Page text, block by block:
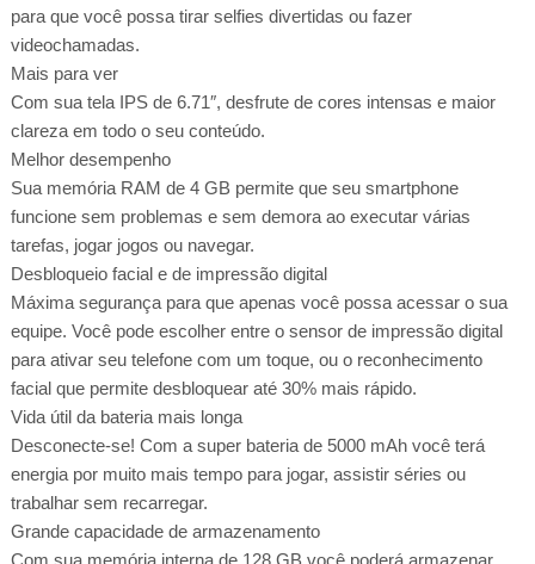
para que você possa tirar selfies divertidas ou fazer
videochamadas.
Mais para ver
Com sua tela IPS de 6.71″, desfrute de cores intensas e maior
clareza em todo o seu conteúdo.
Melhor desempenho
Sua memória RAM de 4 GB permite que seu smartphone
funcione sem problemas e sem demora ao executar várias
tarefas, jogar jogos ou navegar.
Desbloqueio facial e de impressão digital
Máxima segurança para que apenas você possa acessar o sua
equipe. Você pode escolher entre o sensor de impressão digital
para ativar seu telefone com um toque, ou o reconhecimento
facial que permite desbloquear até 30% mais rápido.
Vida útil da bateria mais longa
Desconecte-se! Com a super bateria de 5000 mAh você terá
energia por muito mais tempo para jogar, assistir séries ou
trabalhar sem recarregar.
Grande capacidade de armazenamento